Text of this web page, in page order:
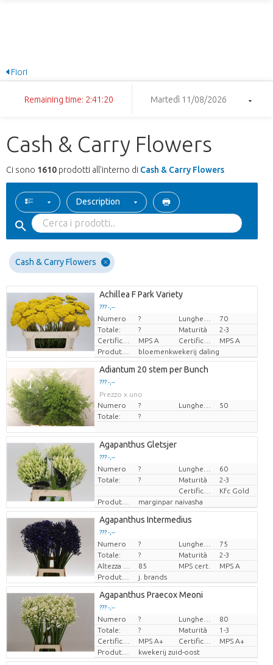
Fiori
Remaining time: 2:41:19 Martedì 11/08/2026
Cash & Carry Flowers
Ci sono 1610 prodotti all'interno di Cash & Carry Flowers
Description
Cash & Carry Flowers
Achillea F Park Variety
??? -,--
Prezzo x uno
Numero ?
70
Totale:
? Maturità
2-3
Certificato MPS.
MPS A
MPS A
Produttore
bloemenkwekerij daling
Adiantum 20 stem per Bunch
??? -,--
Prezzo x uno
Numero
?
50
Totale:
?
Agapanthus Gletsjer
??? -,--
Prezzo x uno
Numero ?
60
Totale:
? Maturità
2-3
Kfc Gold
Produttore
marginpar naivasha
Agapanthus Intermedius
??? -,--
Prezzo x uno
Numero ?
75
Totale:
? Maturità
2-3
85 MPS cert.
MPS A
Produttore
j. brands
Agapanthus Praecox Meoni
??? -,--
Prezzo x uno
Numero ?
80
Totale:
? Maturità
1-3
Certificato MPS.
MPS A+
MPS A+
Produttore
kwekerij zuid-oost